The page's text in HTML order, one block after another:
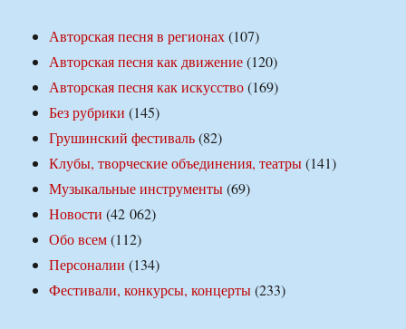
Авторская песня в регионах(107)
Авторская песня как движение(120)
Авторская песня как искусство(169)
Без рубрики (145)
Грушинский фестиваль(82)
Клубы, творческие объединения, театры(141)
Музыкальные инструменты(69)
Новости (42 062)
Обо всем(112)
Персоналии (134)
Фестивали, конкурсы, концерты(233)